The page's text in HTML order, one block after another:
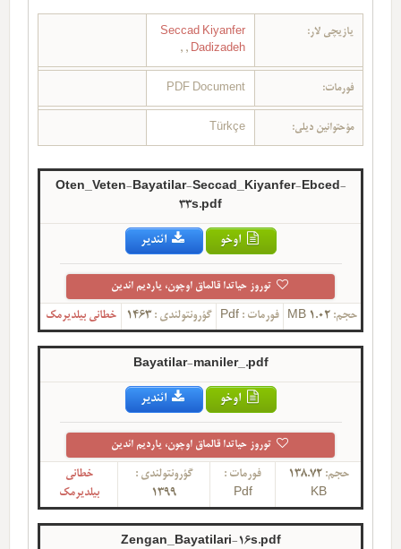
یازیچی لار:
Seccad Kiyanfer
, Dadizadeh
,
فورمات: PDF Document
مؤحتوانین دیلی: Türkçe
Oten_Veten-Bayatilar-Seccad_Kiyanfer-Ebced-
33s.pdf
اوخو ائندیر
توروز حیاتدا قالماق اوچون، یاردیم ائدین
حجم: 1.02 MB فورمات : Pdf گؤرونتولندی :1463 خطانی بیلدیرمک
Bayatilar-maniler_.pdf
اوخو ائندیر
توروز حیاتدا قالماق اوچون، یاردیم ائدین
حجم:138.72
KB
فورمات :
Pdf
گؤرونتولندی :
1399
خطانی
بیلدیرمک
Zengan_Bayatilari-16s.pdf